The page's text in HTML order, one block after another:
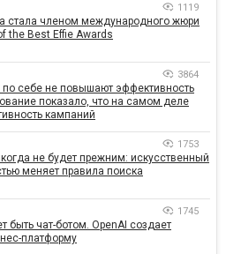
1119
стала членом международного жюри
the Best Effie Awards
3864
по себе не повышают эффективность
показало, что на самом деле
кампаний
1753
не будет прежним: искусственный
меняет правила поиска
1745
быть чат-ботом. OpenAI создает
платформу